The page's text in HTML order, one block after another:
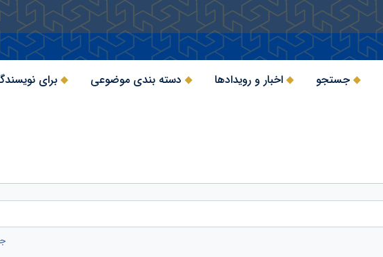
جستجو اخبار و رویدادها دسته بندی موضوعی برای